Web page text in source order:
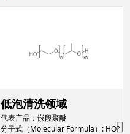
低泡清洗领域
代表产品：嵌段聚醚
分子式（Molecular Formula）: HO?